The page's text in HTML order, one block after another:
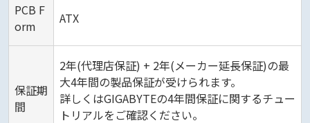
PCB F
orm
ATX
保証期
間
2年(代理店保証) + 2年(メーカー延長保証)の最
大4年間の製品保証が受けられます。
詳しくはGIGABYTEの4年間保証に関するチュー
トリアルをご確認ください。